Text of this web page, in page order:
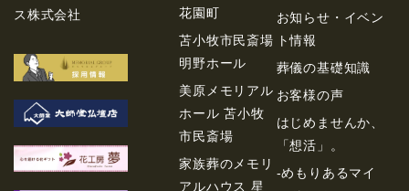
ス株式会社
花園町
苫小牧市民斎場
明野ホール
美原メモリアル
ホール 苫小牧
市民斎場
家族葬のメモリ
アルハウス 星
お知らせ・イベン
ト情報
葬儀の基礎知識
お客様の声
はじめませんか、
「想活」。
-めもりあるマイ